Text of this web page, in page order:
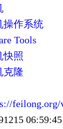
操作系统
Tools
快照
克隆
feilong.org/